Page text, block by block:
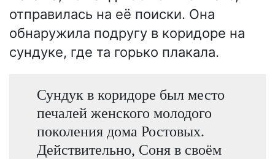
отправилась на её поиски. Она
обнаружила подругу в коридоре на
сундуке, где та горько плакала.
Сундук в коридоре был место
печалей женского молодого
поколения дома Ростовых.
Действительно, Соня в своём